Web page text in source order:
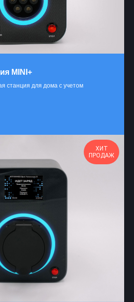
MINI+
станция для дома с учетом
ХИТ
ПРОДАЖ